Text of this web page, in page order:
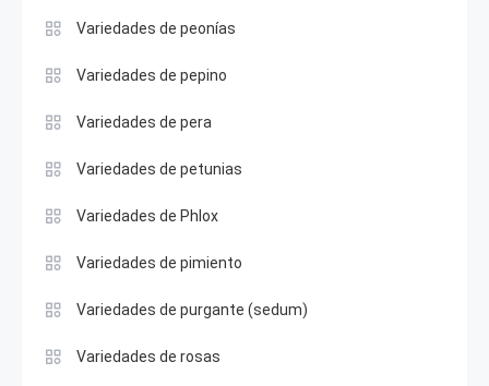
Variedades de peonías
Variedades de pepino
Variedades de pera
Variedades de petunias
Variedades de Phlox
Variedades de pimiento
Variedades de purgante (sedum)
Variedades de rosas